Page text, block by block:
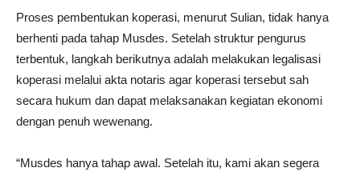
Proses pembentukan koperasi, menurut Sulian, tidak hanya
berhenti pada tahap Musdes. Setelah struktur pengurus
terbentuk, langkah berikutnya adalah melakukan legalisasi
koperasi melalui akta notaris agar koperasi tersebut sah
secara hukum dan dapat melaksanakan kegiatan ekonomi
dengan penuh wewenang.
“Musdes hanya tahap awal. Setelah itu, kami akan segera